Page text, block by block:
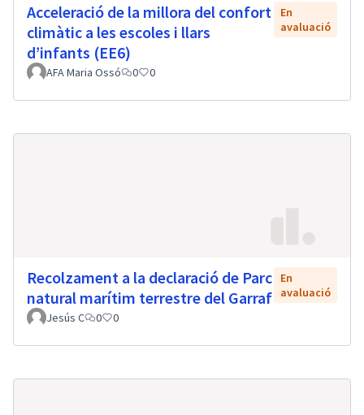
Acceleració de la millora del confort
climàtic a les escoles i llars
d’infants (EE6)
En
avaluació
AFA Maria Ossó 0 0
Recolzament a la declaració de Parc
natural marítim terrestre del Garraf
En
avaluació
Jesús C
0 0